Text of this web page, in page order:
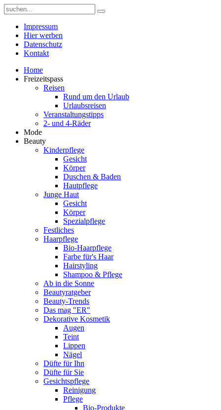
Impressum
Hier werben
Datenschutz
Kontakt
Home
Freizeitspass
Reisen
Rund um den Urlaub
Urlaubsreisen
Veranstaltungstipps
2- und 4-Räder
Mode
Beauty
Kinderpflege
Gesicht
Körper
Duschen & Baden
Hautpflege
Junge Haut
Gesicht
Körper
Spezialpflege
Festliches
Haarpflege
Bio-Haarpflege
Farbe für's Haar
Hairstyling
Shampoo & Pflege
Ab in die Sonne
Beautyratgeber
Beauty-Trends
Das mag "ER"
Dekorative Kosmetik
Augen
Teint
Lippen
Nägel
Düfte für Ihn
Düfte für Sie
Gesichtspflege
Reinigung
Pflege
Bio-Produkte